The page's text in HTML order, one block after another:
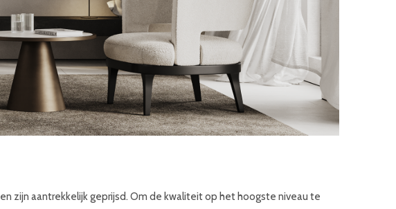
en zijn aantrekkelijk geprijsd. Om de kwaliteit op het hoogste niveau te